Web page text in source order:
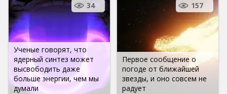
Ученые говорят, что
ядерный синтез может
высвободить даже
больше энергии, чем мы
думали
34
Первое сообщение о
погоде от ближайшей
звезды, и оно совсем не
радует
157